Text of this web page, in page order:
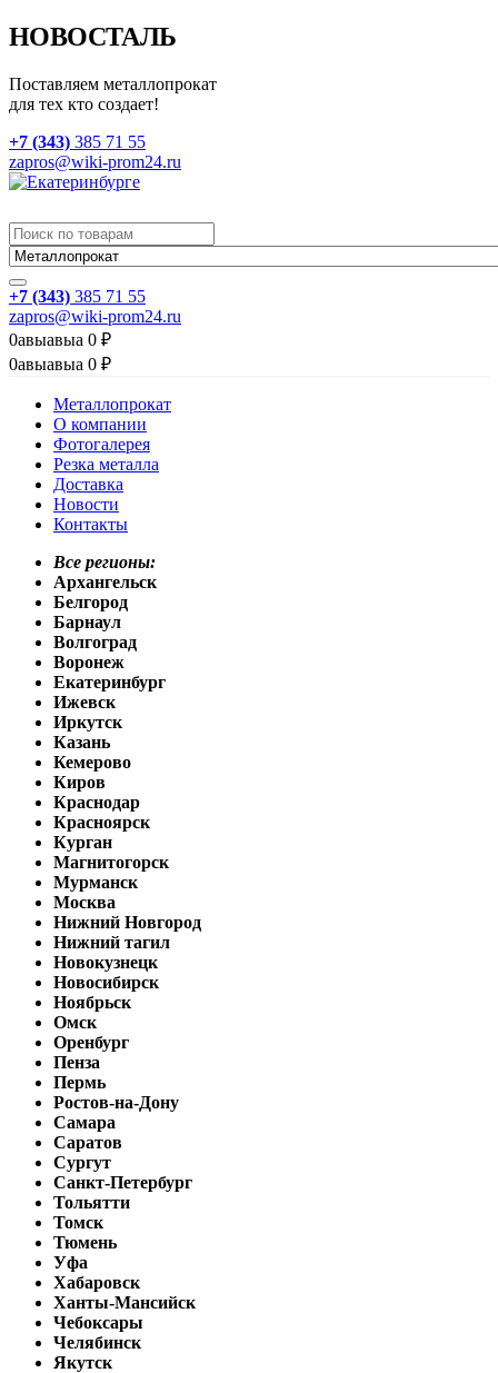
НОВОСТАЛЬ
Поставляем металлопрокат
для тех кто создает!
+7 (343) 385 71 55
zapros@wiki-prom24.ru
+7 (343) 385 71 55
zapros@wiki-prom24.ru
0авыавыа 0 ₽
0авыавыа 0 ₽
Металлопрокат
О компании
Фотогалерея
Резка металла
Доставка
Новости
Контакты
Все регионы:
Архангельск
Белгород
Барнаул
Волгоград
Воронеж
Екатеринбург
Ижевск
Иркутск
Казань
Кемерово
Киров
Краснодар
Красноярск
Курган
Магнитогорск
Мурманск
Москва
Нижний Новгород
Нижний тагил
Новокузнецк
Новосибирск
Ноябрьск
Омск
Оренбург
Пенза
Пермь
Ростов-на-Дону
Самара
Саратов
Сургут
Санкт-Петербург
Тольятти
Томск
Тюмень
Уфа
Хабаровск
Ханты-Мансийск
Чебоксары
Челябинск
Якутск